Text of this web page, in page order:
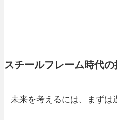
スチールフレーム時代
未来を考えるには、まずは